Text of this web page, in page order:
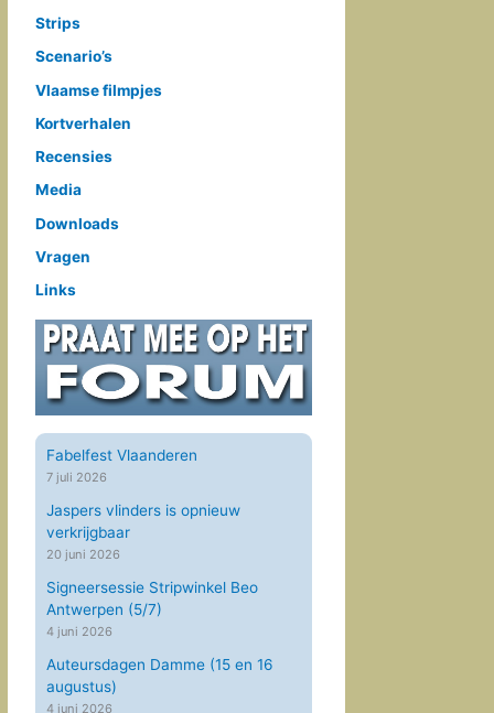
Strips
Scenario’s
Vlaamse filmpjes
Kortverhalen
Recensies
Media
Downloads
Vragen
Links
Fabelfest Vlaanderen
7 juli 2026
Jaspers vlinders is opnieuw
verkrijgbaar
20 juni 2026
Signeersessie Stripwinkel Beo
Antwerpen (5/7)
4 juni 2026
Auteursdagen Damme (15 en 16
augustus)
4 juni 2026